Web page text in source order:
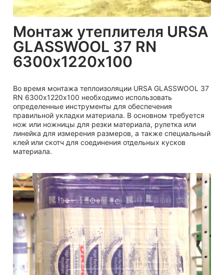
Монтаж утеплителя URSA
GLASSWOOL 37 RN
6300х1220х100
Во время монтажа теплоизоляции URSA GLASSWOOL 37
RN 6300х1220х100 необходимо использовать
определенные инструменты для обеспечения
правильной укладки материала. В основном требуется
нож или ножницы для резки материала, рулетка или
линейка для измерения размеров, а также специальный
клей или скотч для соединения отдельных кусков
материала.